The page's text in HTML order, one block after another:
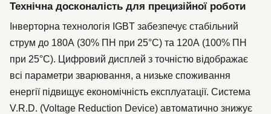
Технічна досконалість для прецизійної роботи
Інверторна технологія IGBT забезпечує стабільний
струм до 180А (30% ПН при 25°C) та 120А (100% ПН
при 25°C). Цифровий дисплей з точністю відображає
всі параметри зварювання, а низьке споживання
енергії підвищує економічність експлуатації. Система
V.R.D. (Voltage Reduction Device) автоматично знижує